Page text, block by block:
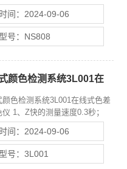
个色品坐标点）和亮度因数要
D65/A光源和45/0几何条件下，
品是否落在对应的颜色区域内，
定样品是否满足标准规定的色度
间：2024-09-06
号：NS808
颜色检测系统3L001在
颜色检测系统3L001在线式色差
1、Z快的测量速度0.3秒；
定的测量结果dE0.03； 3、Z多
口径（包括3mm、4mm、
20mm和加长型、锥形等规
适应不同的测量需求； 4、提供
间：2024-09-06
号：3L001